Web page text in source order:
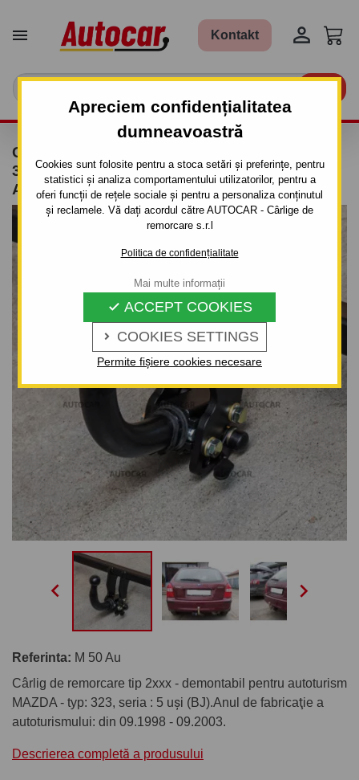
Apreciem confidențialitatea
dumneavoastră
Cookies sunt folosite pentru a stoca setări și preferințe, pentru
statistici și analiza comportamentului utilizatorilor, pentru a
oferi funcții de rețele sociale și pentru a personaliza conținutul
și reclamele. Vă dați acordul către AUTOCAR - Cârlige de
remorcare s.r.l
Politica de confidențialitate
 COOKIES SETTINGS
 ACCEPT COOKIES
Permite fișiere cookies necesare
Mai multe informații
 Kontakt 
CÂRLIG DE REMORCARE PENTRU MAZDA
323 - 5 UŞI. (BJ) - SISTEM DEMONTABIL
AUTOMAT CU CLEMĂ
 
Referinta: M 50 Au
Cârlig de remorcare tip 2xxx - demontabil pentru autoturism
MAZDA - typ: 323, seria : 5 uşi (BJ).Anul de fabricaţie a
autoturismului: din 09.1998 - 09.2003.
Descrierea completă a produsului